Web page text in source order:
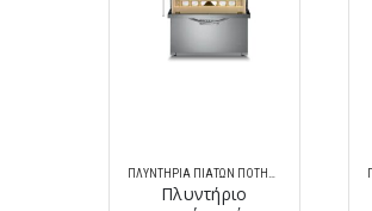
ΠΛΥΝΤΉΡΙΑ ΠΙΆΤΩΝ ΠΟΤΗΡΙΏΝ
Πλυντήριο